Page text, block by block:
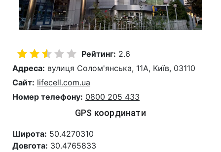
Рейтинг: 2.6
Адреса: вулиця Солом'янська, 11A, Київ, 03110
Сайт: lifecell.com.ua
Номер телефону: 0800 205 433
GPS координати
Широта: 50.4270310
Довгота: 30.4765833